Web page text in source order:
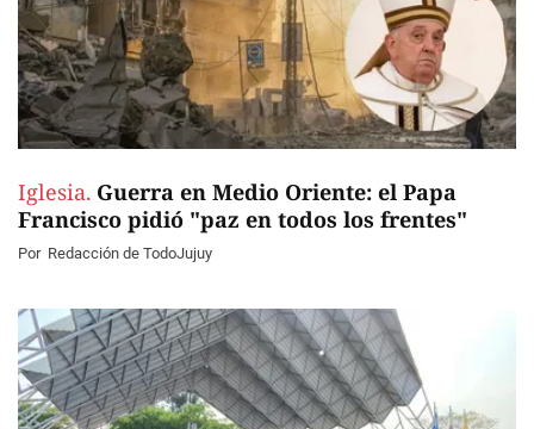
Iglesia. Guerra en Medio Oriente: el Papa
Francisco pidió "paz en todos los frentes"
Por Redacción de TodoJujuy